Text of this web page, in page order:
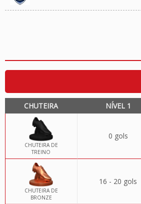
CHUTEIRA NÍVEL 1
CHUTEIRA DE
TREINO
0 gols
CHUTEIRA DE
BRONZE
16 - 20 gols